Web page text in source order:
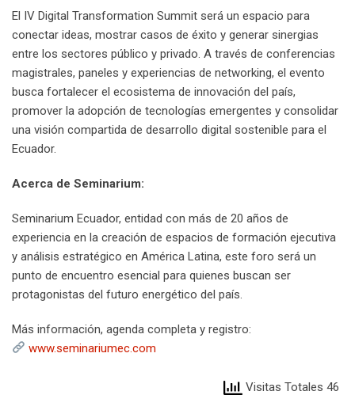
El IV Digital Transformation Summit será un espacio para
conectar ideas, mostrar casos de éxito y generar sinergias
entre los sectores público y privado. A través de conferencias
magistrales, paneles y experiencias de networking, el evento
busca fortalecer el ecosistema de innovación del país,
promover la adopción de tecnologías emergentes y consolidar
una visión compartida de desarrollo digital sostenible para el
Ecuador.
Acerca de Seminarium:
Seminarium Ecuador, entidad con más de 20 años de
experiencia en la creación de espacios de formación ejecutiva
y análisis estratégico en América Latina, este foro será un
punto de encuentro esencial para quienes buscan ser
protagonistas del futuro energético del país.
Más información, agenda completa y registro:
www.seminariumec.com
Visitas Totales 46